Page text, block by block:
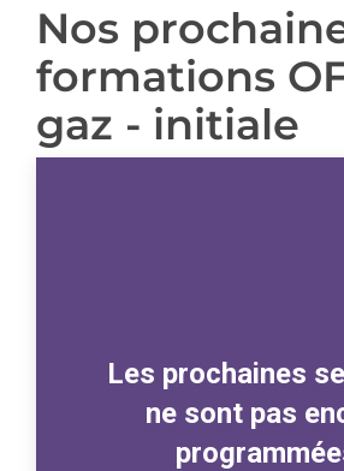
Nos
formations
gaz - initiale
Les prochaines
ne sont pas